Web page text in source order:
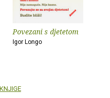
Povezani s djetetom
Igor Longo